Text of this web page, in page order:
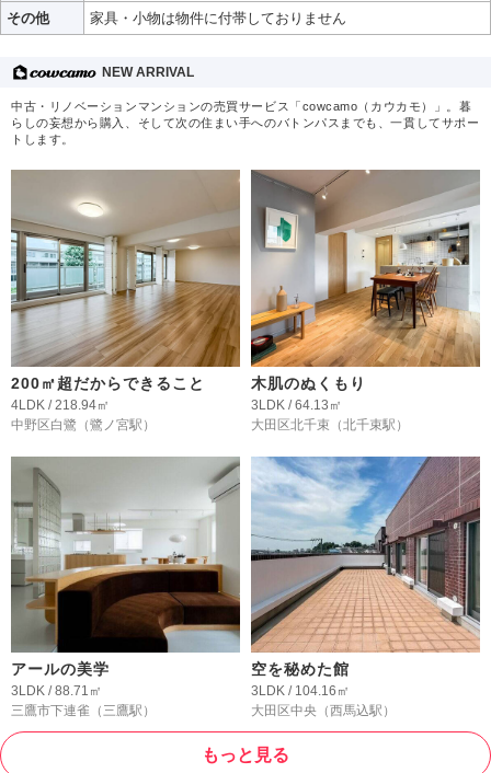
その他 家具・小物は物件に付帯しておりません
NEW ARRIVAL
中古・リノベーションマンションの売買サービス「cowcamo（カウカモ）」。暮
らしの妄想から購入、そして次の住まい手へのバトンパスまでも、一貫してサポー
トします。
200㎡超だからできること
4LDK / 218.94㎡
中野区白鷺 （鷺ノ宮駅）
木肌のぬくもり
3LDK / 64.13㎡
大田区北千束 （北千束駅）
アールの美学
3LDK / 88.71㎡
三鷹市下連雀 （三鷹駅）
空を秘めた館
3LDK / 104.16㎡
大田区中央 （西馬込駅）
もっと見る